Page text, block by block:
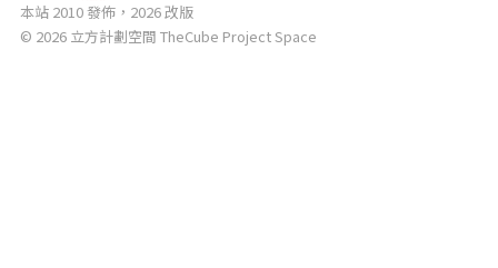
本站 2010 發佈，2026 改版
© 2026 立方計劃空間 TheCube Project Space